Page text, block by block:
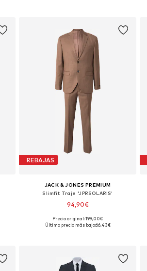
REBAJAS
JACK & JONES PREMIUM
Slimfit Traje 'JPRSOLARIS'
94,90€
Tallas disponibles: 46, 48, 50, 52, 54
Precio original: 199,00€
Último precio más bajo:66,43€